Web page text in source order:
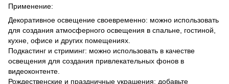
Применение:
Декоративное освещение своевременно: можно использовать
для создания атмосферного освещения в спальне, гостиной,
кухне, офисе и других помещениях.
Подкастинг и стриминг: можно использовать в качестве
освещения для создания привлекательных фонов в
видеоконтенте.
Рождественские и праздничные украшения: добавьте